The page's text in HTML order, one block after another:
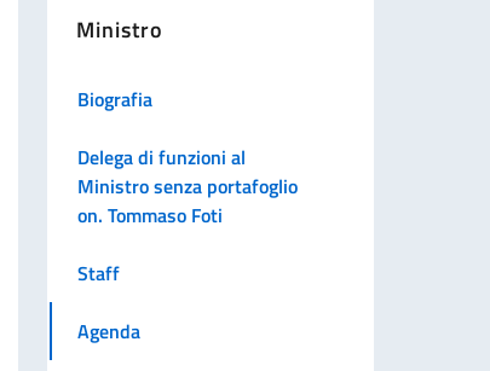
Ministro
Biografia
Delega di funzioni al
Ministro senza portafoglio
on. Tommaso Foti
Staff
Agenda